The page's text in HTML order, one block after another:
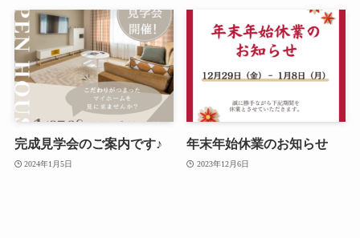
完成見学会のご案内です♪
2024年1月5日
年末年始休業のお知らせ
2023年12月6日